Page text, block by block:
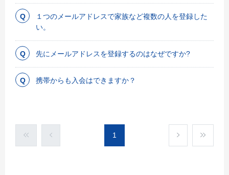
１つのメールアドレスで家族など複数の人を登録した
い。
先にメールアドレスを登録するのはなぜですか?
携帯からも入会はできますか？
1